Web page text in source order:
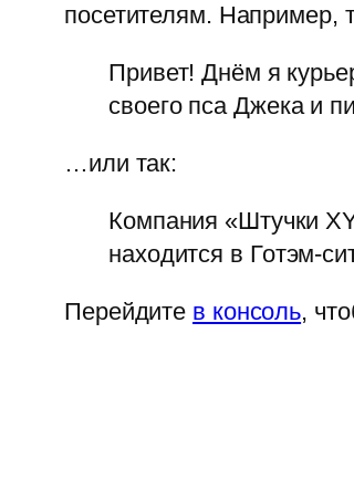
посетителям. Например,
Привет! Днём я
своего пса Джека и
…или так:
Компания «Штучки
находится в Готэм-
Перейдите в консоль,